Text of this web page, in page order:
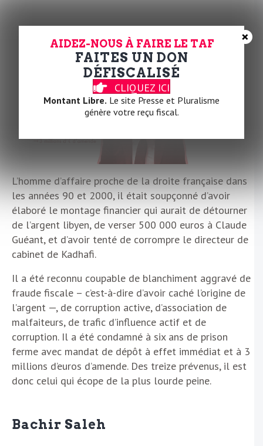
Alexandre Djouhri
L’homme d’affaire proche de la droite française dans
les années 90 et 2000, il était soupçonné d’avoir
élaboré le montage financier qui aurait de détourner
de l’argent libyen, de verser 500 000 euros à Claude
Guéant, et d’avoir tenté de corrompre le directeur de
cabinet de Kadhafi.
Il a été reconnu coupable de blanchiment aggravé de
fraude fiscale – c’est-à-dire d’avoir caché l’origine de
l’argent —, de corruption active, d’association de
malfaiteurs, de trafic d’influence actif et de
corruption. Il a été condamné à six ans de prison
ferme avec mandat de dépôt à effet immédiat et à 3
millions d’euros d’amende. Des treize prévenus, il est
donc celui qui écope de la plus lourde peine.
Bachir Saleh
AIDEZ-NOUS À FAIRE LE TAF
FAITES UN DON
DÉFISCALISÉ
CLIQUEZ ICI
Montant Libre. Le site Presse et Pluralisme
génère votre reçu fiscal.
×